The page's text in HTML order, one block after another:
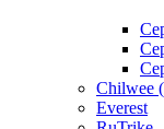
Chilwee
Everest